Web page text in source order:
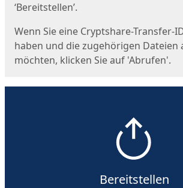
‘Bereitstellen’.
Wenn Sie eine Cryptshare-Transfer-
haben und die zugehörigen Dateien
möchten, klicken Sie auf 'Abrufen'.
Bereitstellen